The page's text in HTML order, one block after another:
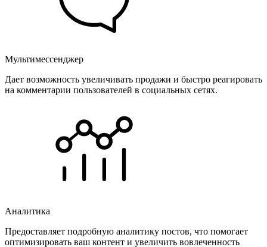
Мультимессенджер
Дает возможность увеличивать продажи и быстро реагировать
на комментарии пользователей в социальных сетях.
Аналитика
Предоставляет подробную аналитику постов, что помогает
оптимизировать ваш контент и увеличить вовлеченность